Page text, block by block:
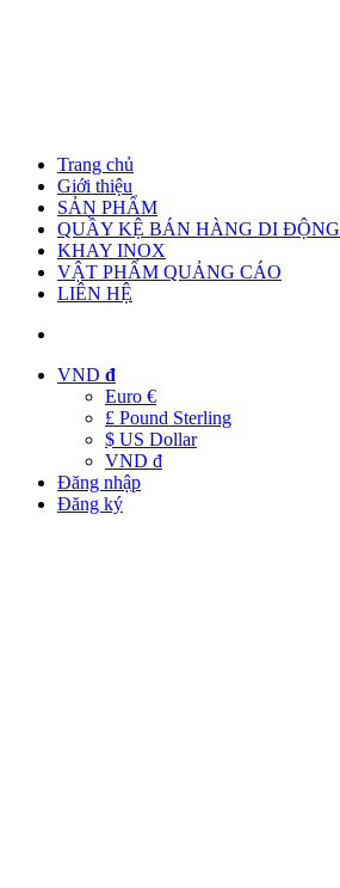
Trang chủ
Giới thiệu
SẢN PHẨM
QUẦY KỆ BÁN HÀNG DI ĐỘNG
KHAY INOX
VẬT PHẨM QUẢNG CÁO
LIÊN HỆ
VND đ
Euro €
£ Pound Sterling
$ US Dollar
VND đ
Đăng nhập
Đăng ký